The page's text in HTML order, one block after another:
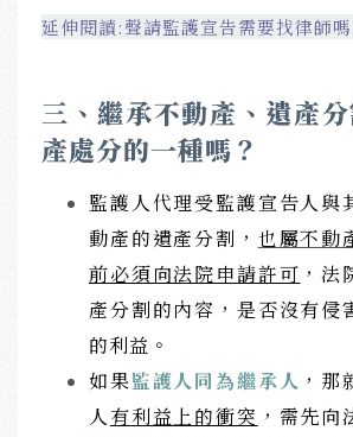
延伸閱讀:聲請監護宣告需要找律師嗎
三、繼承不動產、遺產
產處分的一種嗎？
監護人代理受監護宣告人與
動產的遺產分割， 也屬不動
前必須向法院申請許可 ，法
產分割的內容，是否沒有侵
的利益。
如果監護人同為繼承人 ，那
人有利益上的衝突 ，需先